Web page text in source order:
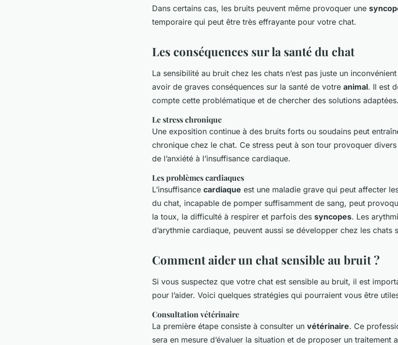
Dans certains cas, les bruits peuvent même provoquer une
temporaire qui peut être très effrayante pour votre chat.
Les conséquences sur la santé du chat
La sensibilité au bruit chez les chats n’est pas juste un
avoir de graves conséquences sur la santé de votre animal. Il est
compte cette problématique et de chercher des solutions adaptées.
Le stress chronique
Une exposition continue à des bruits forts ou soudains peut
chronique chez le chat. Ce stress peut à son tour provoquer
de l’anxiété à l’insuffisance cardiaque.
Les problèmes cardiaques
L’insuffisance cardiaque est une maladie grave qui peut affecter
du chat, incapable de pomper suffisamment de sang, peut
la toux, la difficulté à respirer et parfois des syncopes. Les
d’arythmie cardiaque, peuvent aussi se développer chez les chats
Comment aider un chat sensible au bruit ?
Si vous suspectez que votre chat est sensible au bruit, il est
pour l’aider. Voici quelques stratégies qui pourraient vous être
Consultation vétérinaire
La première étape consiste à consulter un vétérinaire. Ce
sera en mesure d’évaluer la situation et de proposer un traitement